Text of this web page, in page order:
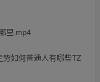
里.mp4
势如何普通人有哪些TZ